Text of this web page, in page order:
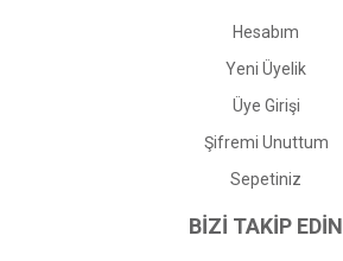
Hesabım
Yeni Üyelik
Üye Girişi
Şifremi Unuttum
Sepetiniz
BİZİ TAKİP EDİN